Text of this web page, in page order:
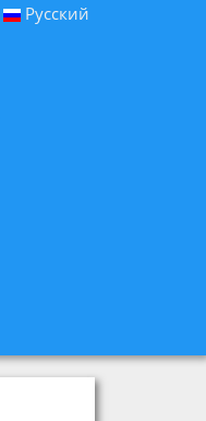
Русский